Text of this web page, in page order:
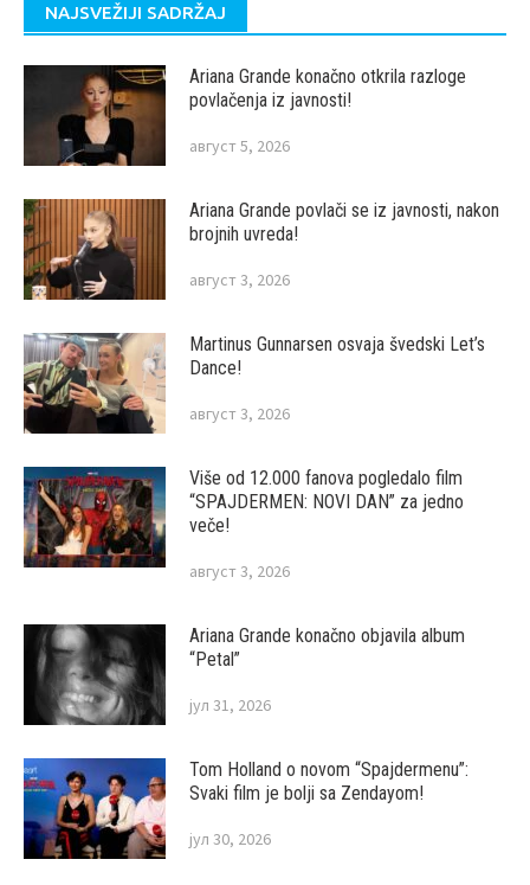
NAJSVEŽIJI SADRŽAJ
Ariana Grande konačno otkrila razloge
povlačenja iz javnosti!
август 5, 2026
Ariana Grande povlači se iz javnosti, nakon
brojnih uvreda!
август 3, 2026
Martinus Gunnarsen osvaja švedski Let’s
Dance!
август 3, 2026
Više od 12.000 fanova pogledalo film
“SPAJDERMEN: NOVI DAN” za jedno
veče!
август 3, 2026
Ariana Grande konačno objavila album
“Petal”
јул 31, 2026
Tom Holland o novom “Spajdermenu”:
Svaki film je bolji sa Zendayom!
јул 30, 2026